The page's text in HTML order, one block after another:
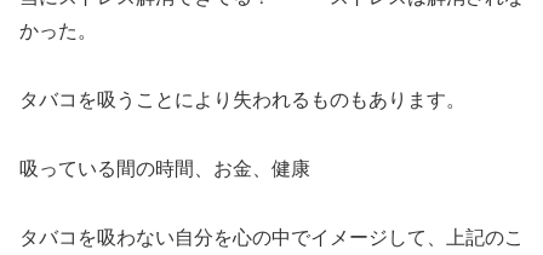
かった。
タバコを吸うことにより失われるものもあります。
吸っている間の時間、お金、健康
タバコを吸わない自分を心の中でイメージして、上記のこ